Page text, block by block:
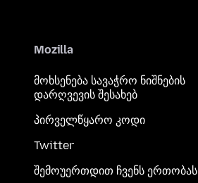
Mozilla
მოხსენება სავაჭრო ნიშნების
დარღვევის შესახებ
პირველწყარო კოდი
Twitter
შემოუერთდით ჩვენს ერთობას